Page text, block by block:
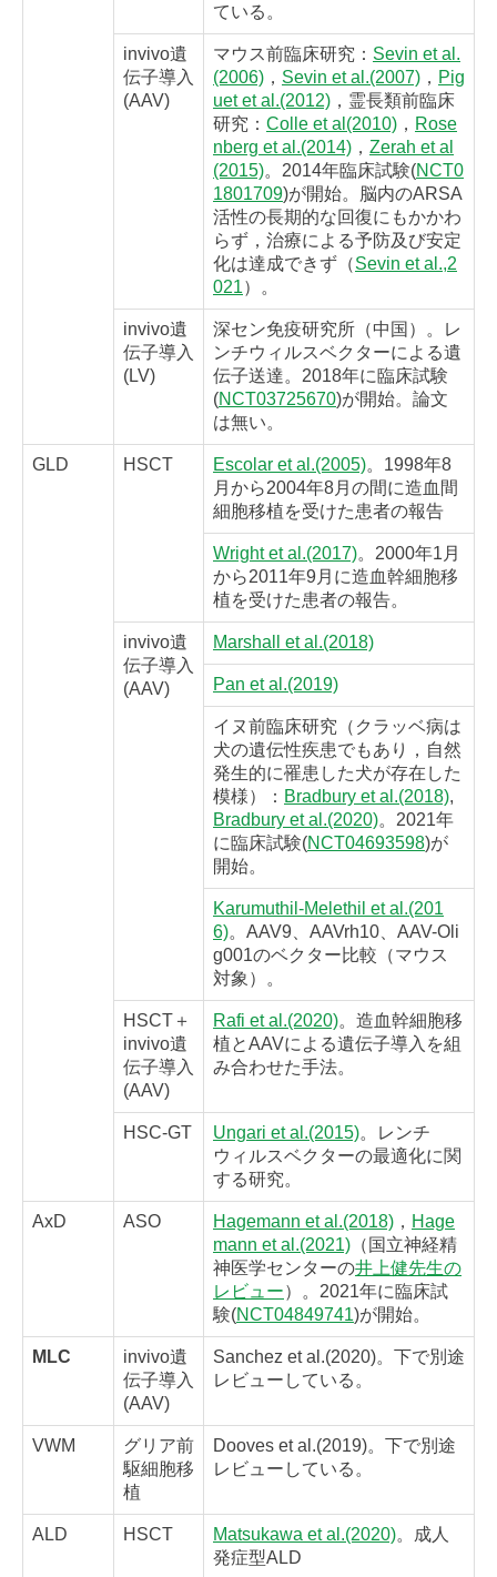
ている。
invivo遺
伝子導入
(AAV)
マウス前臨床研究： Sevin et al.
(2006) ， Sevin et al.(2007) ， Pig
uet et al.(2012) ，霊長類前臨床
研究： Colle et al(2010) ， Rose
nberg et al.(2014) ， Zerah et al
(2015)。2014年臨床試験(NCT0
1801709)が開始。脳内のARSA
活性の長期的な回復にもかかわ
らず，治療による予防及び安定
化は達成できず（Sevin et al.,2
021）。
invivo遺
伝子導入
(LV)
深セン免疫研究所（中国）。レ
ンチウィルスベクターによる遺
伝子送達。2018年に臨床試験
(NCT03725670)が開始。論文
は無い。
GLD HSCT Escolar et al.(2005)。1998年8
月から2004年8月の間に造血間
細胞移植を受けた患者の報告
Wright et al.(2017)。2000年1月
から2011年9月に造血幹細胞移
植を受けた患者の報告。
invivo遺
伝子導入
(AAV)
Marshall et al.(2018)
Pan et al.(2019)
イヌ前臨床研究（クラッベ病は
犬の遺伝性疾患でもあり，自然
発生的に罹患した犬が存在した
模様）： Bradbury et al.(2018),
Bradbury et al.(2020)。2021年
に臨床試験(NCT04693598)が
開始。
Karumuthil-Melethil et al.(201
6)。AAV9、AAVrh10、AAV-Oli
g001のベクター比較（マウス
対象）。
HSCT＋
invivo遺
伝子導入
(AAV)
Rafi et al.(2020)。造血幹細胞移
植とAAVによる遺伝子導入を組
み合わせた手法。
HSC-GT Ungari et al.(2015)。レンチ
ウィルスベクターの最適化に関
する研究。
AxD ASO Hagemann et al.(2018) ， Hage
mann et al.(2021) （国立神経精
神医学センターの井上健先生の
レビュー）。2021年に臨床試
験(NCT04849741)が開始。
MLC
invivo遺
伝子導入
(AAV)
Sanchez et al.(2020)。下で別途
レビューしている。
VWM
グリア前
駆細胞移
植
Dooves et al.(2019)。下で別途
レビューしている。
ALD HSCT Matsukawa et al.(2020)。成人
発症型ALD